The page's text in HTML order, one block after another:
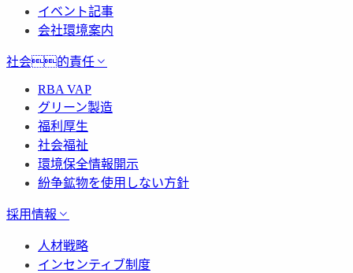
イベント記事
会社環境案内
社会的責任
RBA VAP
グリーン製造
福利厚生
社会福祉
環境保全情報開示
紛争鉱物を使用しない方針
採用情報
人材戦略
インセンティブ制度